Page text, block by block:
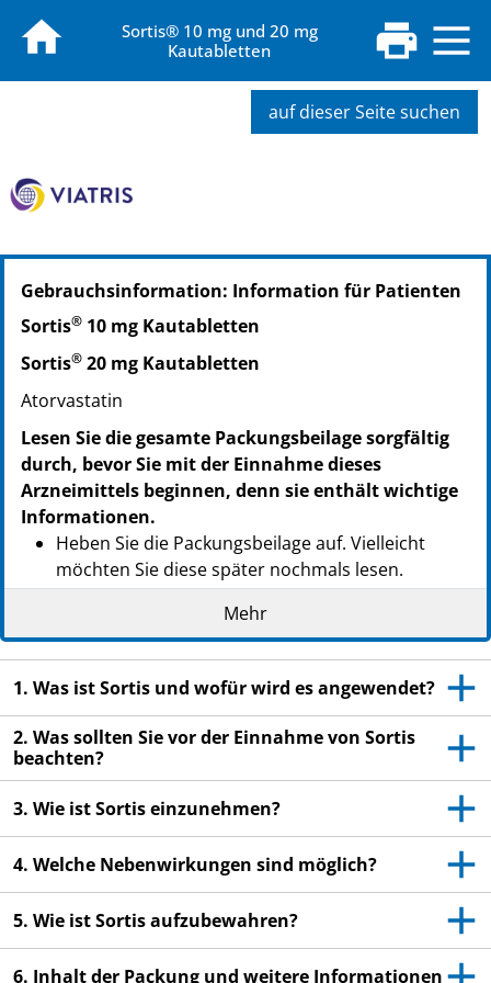
Sortis® 10 mg und 20 mg
Kautabletten
auf dieser Seite suchen
PZN: 09252418
PPN: 110925241869
Gebrauchsinformation: Information für Patienten
Sortis® 10 mg Kautabletten
Sortis® 20 mg Kautabletten
Atorvastatin
Lesen Sie die gesamte Packungsbeilage sorgfältig
durch, bevor Sie mit der Einnahme dieses
Arzneimittels beginnen, denn sie enthält wichtige
Informationen.
Heben Sie die Packungsbeilage auf. Vielleicht
möchten Sie diese später nochmals lesen.
Wenn Sie weitere Fragen haben, wenden Sie sich
an Ihren Arzt, Apotheker oder das medizinische
Fachpersonal.
Dieses Arzneimittel wurde Ihnen persönlich
verschrieben. Geben Sie es nicht an Dritte weiter.
Es kann anderen Menschen schaden, auch wenn
diese die gleichen Beschwerden haben wie Sie.
Wenn Sie Nebenwirkungen bemerken, wenden Sie
sich an Ihren Arzt, Apotheker oder das
medizinische Fachpersonal. Dies gilt auch für
Nebenwirkungen, die nicht in dieser
Packungsbeilage angegeben sind. Siehe Abschnitt
4.
Mehr
1. Was ist Sortis und wofür wird es angewendet?
2. Was sollten Sie vor der Einnahme von Sortis
beachten?
3. Wie ist Sortis einzunehmen?
4. Welche Nebenwirkungen sind möglich?
5. Wie ist Sortis aufzubewahren?
6. Inhalt der Packung und weitere Informationen